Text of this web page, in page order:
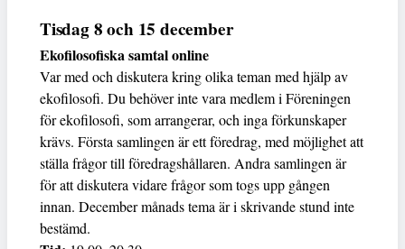
Tisdag 8 och 15 december
Ekofilosofiska samtal online
Var med och diskutera kring olika teman med hjälp av
ekofilosofi. Du behöver inte vara medlem i Föreningen
för ekofilosofi, som arrangerar, och inga förkunskaper
krävs. Första samlingen är ett föredrag, med möjlighet att
ställa frågor till föredragshållaren. Andra samlingen är
för att diskutera vidare frågor som togs upp gången
innan. December månads tema är i skrivande stund inte
bestämd.